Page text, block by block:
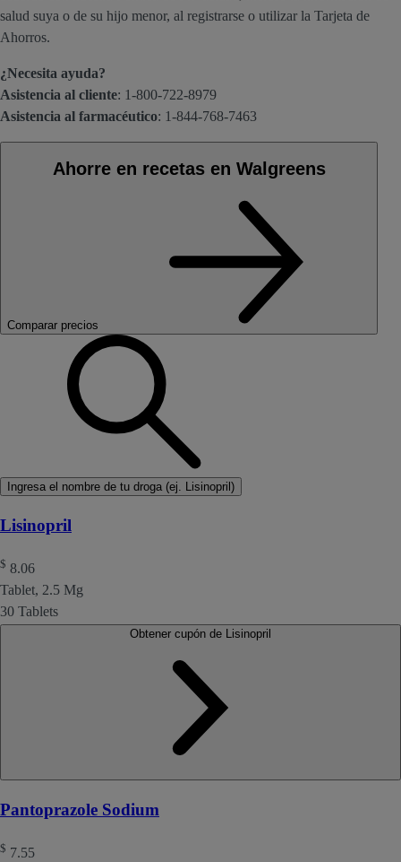
salud suya o de su hijo menor, al registrarse o utilizar la Tarjeta de
Ahorros.
¿Necesita ayuda?
Asistencia al cliente: 1-800-722-8979
Asistencia al farmacéutico: 1-844-768-7463
Ahorre en recetas en Walgreens
Comparar precios
Ingresa el nombre de tu droga (ej. Lisinopril)
Lisinopril
$ 8.06
Tablet, 2.5 Mg
30 Tablets
Pantoprazole Sodium
$ 7.55